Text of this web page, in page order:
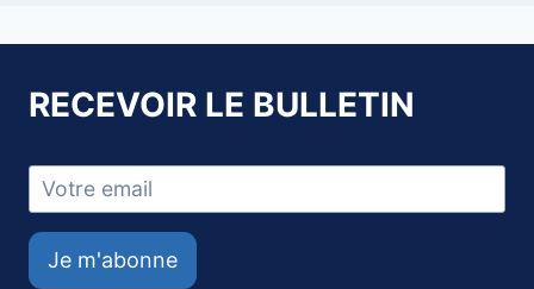
RECEVOIR LE BULLETIN
Je m'abonne